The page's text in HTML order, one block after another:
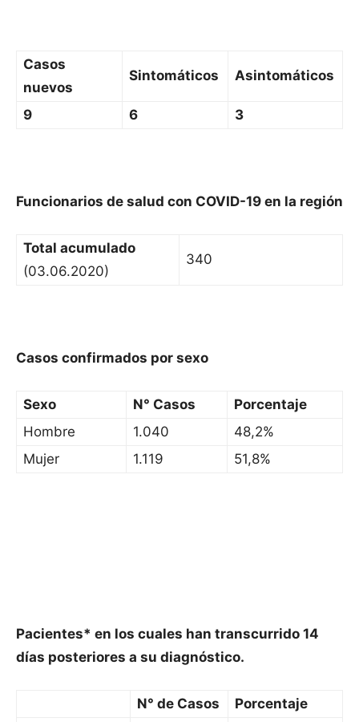
Casos
nuevos
Sintomáticos Asintomáticos
9 6 3
Funcionarios de salud con COVID-19 en la región
Total acumulado
(03.06.2020)
340
Casos confirmados por sexo
Sexo N° Casos
Porcentaje
Hombre
1.040
48,2%
Mujer
1.119 51,8%
Pacientes* en los cuales han transcurrido 14
días posteriores a su diagnóstico.
N° de Casos
Porcentaje